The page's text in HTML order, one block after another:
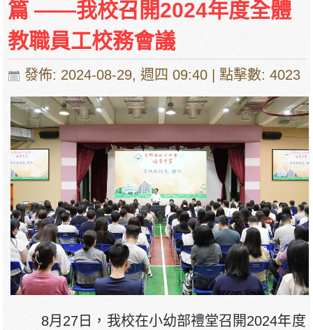
篇 ——我校召開2024年度全體
教職員工校務會議
發佈: 2024-08-29, 週四 09:40 | 點擊數: 4023
8月27日，我校在小幼部禮堂召開2024年度